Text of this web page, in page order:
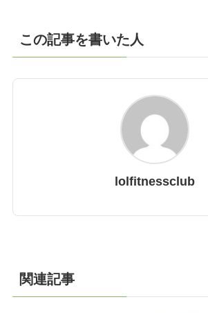
この記事を書いた人
lolfitnessclub
関連記事